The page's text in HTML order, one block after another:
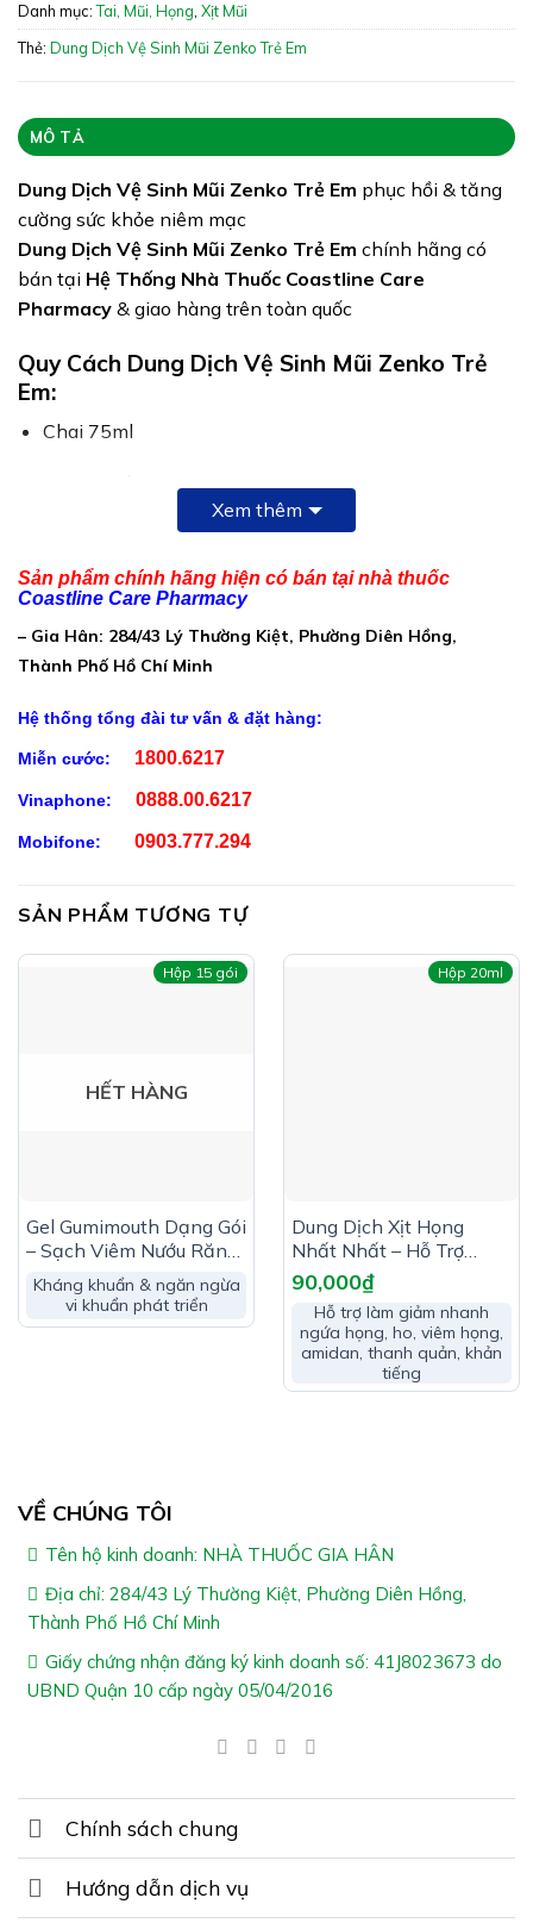
Danh mục:Tai, Mũi, Họng Xịt Mũi
Thẻ: Dung Dịch Vệ Sinh Mũi Zenko Trẻ Em
MÔ TẢ
Dung Dịch Vệ Sinh Mũi Zenko Trẻ Em phục hồi & tăng
cường sức khỏe niêm mạc
Dung Dịch Vệ Sinh Mũi Zenko Trẻ Em chính hãng có
bán tại Hệ Thống Nhà Thuốc Coastline Care
Pharmacy & giao hàng trên toàn quốc
Quy Cách Dung Dịch Vệ Sinh Mũi Zenko Trẻ
Em:
Chai 75ml
Thành Phần Dung Dịch Vệ Sinh Mũi Zenko Trẻ
Nước khoáng (chứa nhiều khoáng chất như Cu, I, Mg,
Mn, Zn,….)
Hương cam tự nhiên với nồng độ tối ưu cho sức khỏe
Công Dụng Dung Dịch Vệ Sinh Mũi Zenko Trẻ
Em:
Giúp phục hồi và tăng cường sức khỏe niêm mạc, sát
khuẩn, kháng viêm, giảm phù nề, giảm kích ứng niêm
phòng ngừa và giúp làm giảm nghẹt mũi, sổ mũi, viêm
mũi xoang, viêm đường hô hấp trên.
Giúp làm săn se niêm mạc, giúp mũi thông thoáng
hơn.
Giúp làm ẩm mũi, giảm cảm giác khô rát mũi, họng khi
không khí khô, lạnh.
Ai Nên Dùng Dung Dịch Vệ Sinh Mũi Zenko
Xem thêm
Sản phẩm chính hãng hiện có bán tại nhà thuốc
Coastline Care Pharmacy
– Gia Hân: 284/43 Lý Thường Kiệt, Phường Diên Hồng,
Thành Phố Hồ Chí Minh
Hệ thống tổng đài tư vấn & đặt hàng:
Miễn cước: 1800.6217
Vinaphone: 0888.00.6217
Mobifone: 0903.777.294
SẢN PHẨM TƯƠNG TỰ
Hộp 15 gói
HẾT HÀNG
Gel Gumimouth Dạng Gói
– Sạch Viêm Nướu Răng
& Dịu Êm Nhiệt Miệng
Kháng khuẩn & ngăn ngừa
vi khuẩn phát triển
Hộp 20ml
Dung Dịch Xịt Họng
Nhất Nhất – Hỗ Trợ
Giảm Các Triệu Chứng
Viêm Đường Hô Hấp
90,000₫
Hỗ trợ làm giảm nhanh
ngứa họng, ho, viêm họng,
amidan, thanh quản, khản
tiếng
VỀ CHÚNG TÔI
Tên hộ kinh doanh: NHÀ THUỐC GIA HÂN
Địa chỉ: 284/43 Lý Thường Kiệt, Phường Diên Hồng,
Thành Phố Hồ Chí Minh
Giấy chứng nhận đăng ký kinh doanh số: 41J8023673 do
UBND Quận 10 cấp ngày 05/04/2016
Chính sách chung
Hướng dẫn dịch vụ